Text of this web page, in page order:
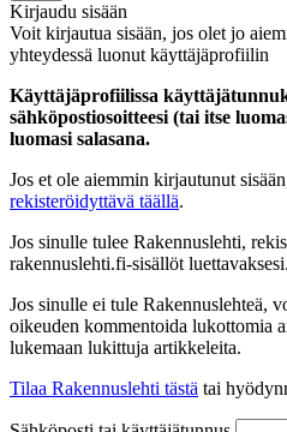
Kirjaudu sisään
Voit kirjautua sisään, jos olet jo
yhteydessä luonut käyttäjäprofiilin
Käyttäjäprofiilissa
sähköpostiosoitteesi (tai itse
luomasi salasana.
Jos et ole aiemmin kirjautunut
rekisteröidyttävä täällä.
Jos sinulle tulee Rakennuslehti,
rakennuslehti.fi-sisällöt luettavaksesi.
Jos sinulle ei tule Rakennuslehteä,
oikeuden kommentoida lukottomia
lukemaan lukittuja artikkeleita.
Tilaa Rakennuslehti tästä tai